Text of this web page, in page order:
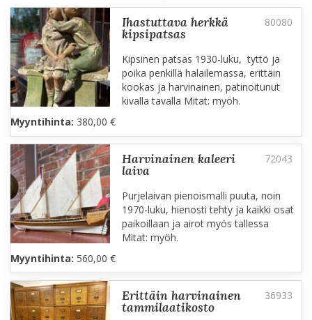
ihastuttava herkkä
kipsipatsas
Kipsinen patsas 1930-luku, tyttö ja
poika penkillä halailemassa, erittäin
kookas ja harvinainen, patinoitunut
kivalla tavalla Mitat: myöh.
Myyntihinta: 380,00 €
harvinainen kaleeri
laiva
Purjelaivan pienoismalli puuta, noin
1970-luku, hienosti tehty ja kaikki osat
paikoillaan ja airot myös tallessa
Mitat: myöh.
Myyntihinta: 560,00 €
erittäin harvinainen
tammilaatikosto